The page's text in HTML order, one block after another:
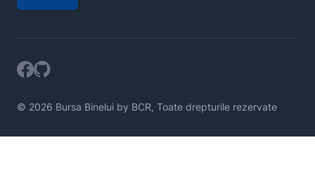
© 2026 Bursa Binelui by BCR, Toate drepturile rezervate